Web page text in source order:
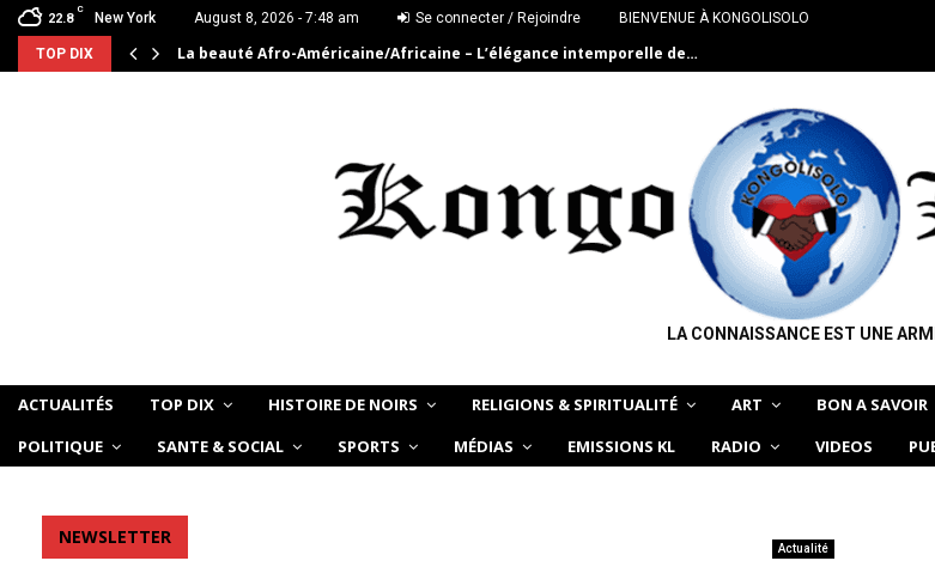
22.8
C
New York August 8, 2026 - 7:48 am Se connecter / Rejoindre BIENVENUE À KONGOLISOLO
TOP DIX La beauté Afro-Américaine/Africaine – L’élégance intemporelle de…
LA CONNAISSANCE EST UNE
ACTUALITÉS TOP DIX HISTOIRE DE NOIRS RELIGIONS & SPIRITUALITÉ ART BON A SAVOIR
POLITIQUE
SANTE & SOCIAL SPORTS MÉDIAS EMISSIONS KL RADIO VIDEOS
Actualité
NEWSLETTER